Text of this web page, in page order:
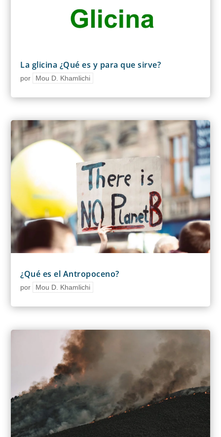
La glicina ¿Qué es y para que sirve?
por Mou D. Khamlichi
¿Qué es el Antropoceno?
por Mou D. Khamlichi